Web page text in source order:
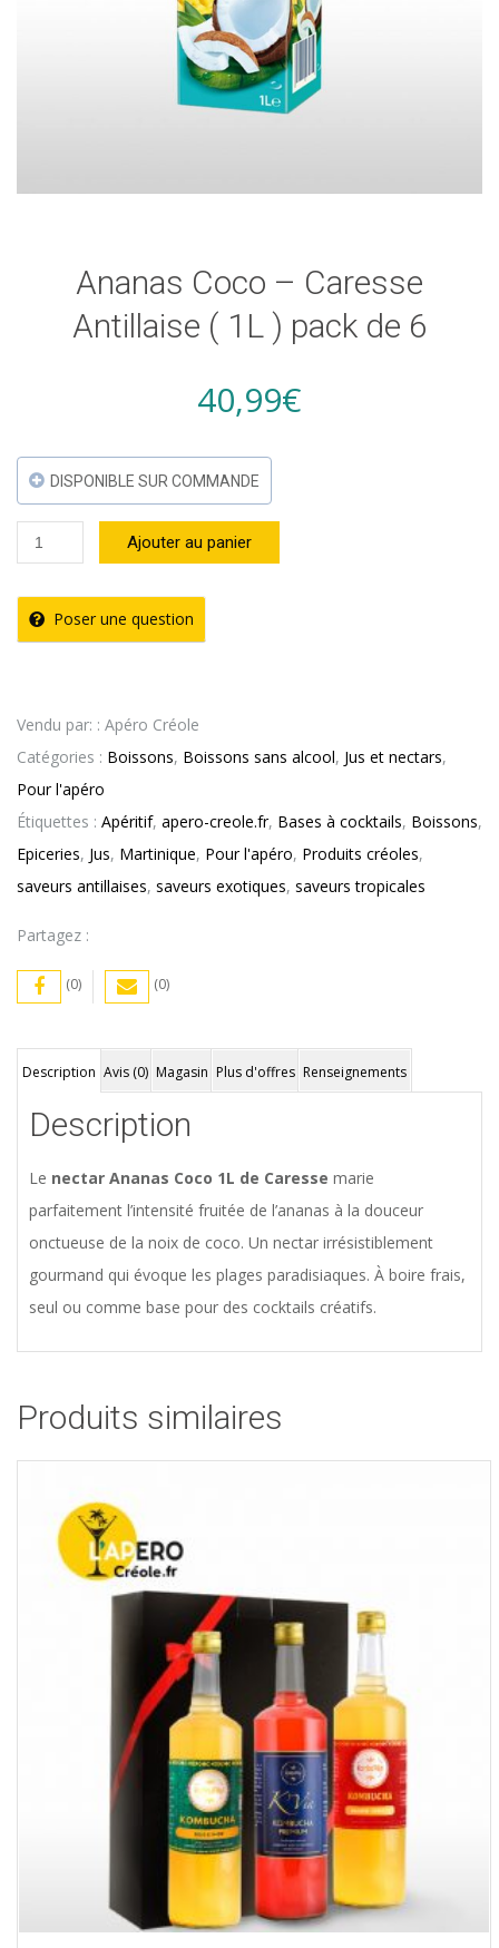
Ananas Coco – Caresse
Antillaise ( 1L ) pack de 6
40,99€
DISPONIBLE SUR COMMANDE
quantité
de
Ananas
Coco
Antillaise
(
1L
)
pack
de
Ajouter au panier
Poser une question
Vendu par: : Apéro Créole
Catégories : Boissons, Boissons sans alcool, Jus et nectars,
Pour l'apéro
Étiquettes : Apéritif, apero-creole.fr, Bases à cocktails, Boissons,
Epiceries, Jus, Martinique, Pour l'apéro, Produits créoles,
saveurs antillaises, saveurs exotiques, saveurs tropicales
Partagez :
(0) (0)
Description Avis (0) Magasin Plus d'offres Renseignements
Description
Le nectar Ananas Coco 1L de Caresse marie
parfaitement l’intensité fruitée de l’ananas à la douceur
onctueuse de la noix de coco. Un nectar irrésistiblement
gourmand qui évoque les plages paradisiaques. À boire frais,
seul ou comme base pour des cocktails créatifs.
Produits similaires